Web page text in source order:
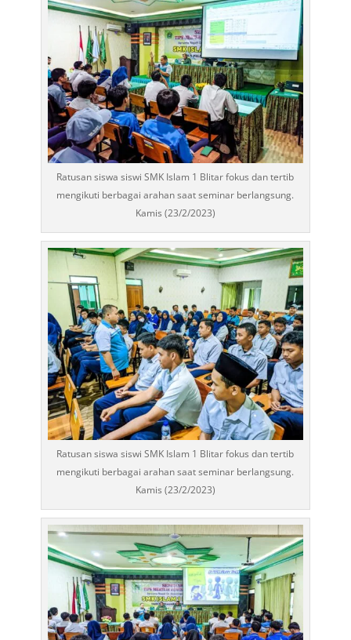
Ratusan siswa siswi SMK Islam 1 Blitar fokus dan tertib
mengikuti berbagai arahan saat seminar berlangsung.
Kamis (23/2/2023)
Ratusan siswa siswi SMK Islam 1 Blitar fokus dan tertib
mengikuti berbagai arahan saat seminar berlangsung.
Kamis (23/2/2023)